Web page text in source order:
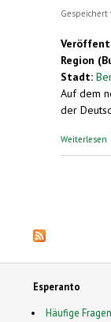
Gespeichert
Region
Stadt:
Auf dem
der
Weiterlesen
Esperanto
Häufige Fragen